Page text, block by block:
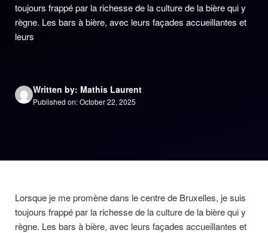
toujours frappé par la richesse de la culture de la bière qui y
règne. Les bars à bière, avec leurs façades accueillantes et
leurs
Written by: Mathis Laurent
Published on: October 22, 2025
Lorsque je me promène dans le centre de Bruxelles, je suis
toujours frappé par la richesse de la culture de la bière qui y
règne. Les bars à bière, avec leurs façades accueillantes et